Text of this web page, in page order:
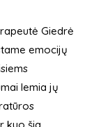
Giedrė
emocijų
lemia jų